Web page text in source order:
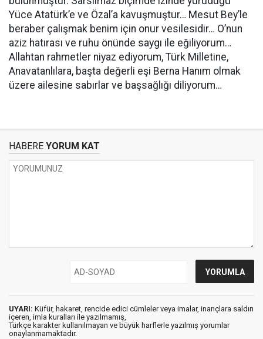
Yüce Atatürk’e ve Ö​zal’a kavuşmuştur… Mesut Bey’le
beraber çalışmak benim için onur vesilesidir… O’nun
aziz hatırası ve ruhu önünde saygı ile eğiliyorum…
Allahtan rahmetler niyaz ediyorum, Türk Milletine,
Anavatanlılara, başta değerli eşi Berna Hanım olmak
üzere ailesine sabırlar ve başsağlığı diliyorum…
HABERE YORUM KAT
UYARI: Küfür, hakaret, rencide edici cümleler veya imalar, inançlara saldırı
içeren, imla kuralları ile yazılmamış,
Türkçe karakter kullanılmayan ve büyük harflerle yazılmış yorumlar
onaylanmamaktadır.